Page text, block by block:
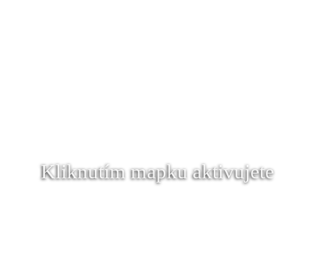
Kliknutím mapku aktivujete